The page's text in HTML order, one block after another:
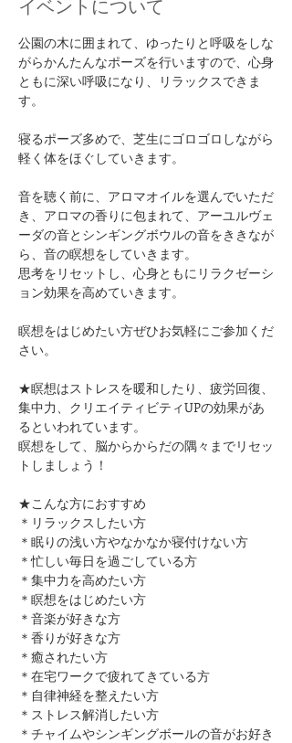
イベントについて
公園の木に囲まれて、ゆったりと呼吸をしな
がらかんたんなポーズを行いますので、心身
ともに深い呼吸になり、リラックスできま
す。
寝るポーズ多めで、芝生にゴロゴロしながら
軽く体をほぐしていきます。
音を聴く前に、アロマオイルを選んでいただ
き、アロマの香りに包まれて、アーユルヴェ
ーダの音とシンギングボウルの音をききなが
ら、音の瞑想をしていきます。
思考をリセットし、心身ともにリラクゼーシ
ョン効果を高めていきます。
瞑想をはじめたい方ぜひお気軽にご参加くだ
さい。
★瞑想はストレスを暖和したり、疲労回復、
集中力、クリエイティビティUPの効果があ
るといわれています。
瞑想をして、脳からからだの隅々までリセッ
トしましょう！
★こんな方におすすめ
＊リラックスしたい方
＊眠りの浅い方やなかなか寝付けない方
＊忙しい毎日を過ごしている方
＊集中力を高めたい方
＊瞑想をはじめたい方
​＊音楽が好きな方
​＊香りが好きな方
​＊癒されたい方
＊在宅ワークで疲れてきている方
＊自律神経を整えたい方
​＊ストレス解消したい方
＊チャイムやシンギングボールの音がお好き